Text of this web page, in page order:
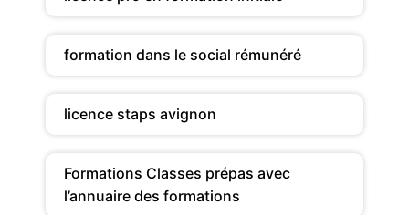
formation dans le social rémunéré
licence staps avignon
Formations Classes prépas avec
l’annuaire des formations